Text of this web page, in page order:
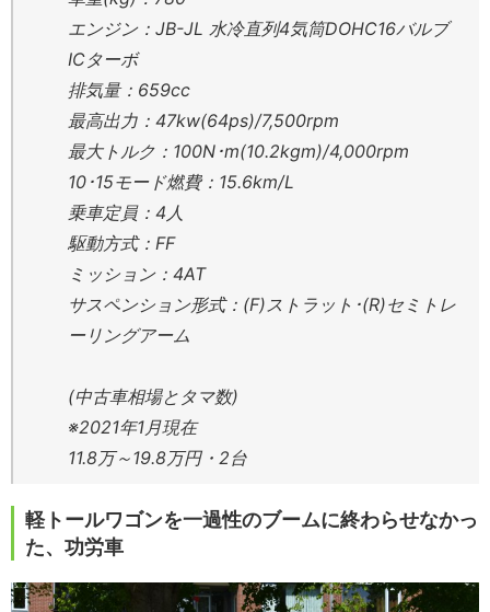
エンジン：JB-JL 水冷直列4気筒DOHC16バルブ
ICターボ
排気量：659cc
最高出力：47kw(64ps)/7,500rpm
最大トルク：100N･m(10.2kgm)/4,000rpm
10･15モード燃費：15.6km/L
乗車定員：4人
駆動方式：FF
ミッション：4AT
サスペンション形式：(F)ストラット･(R)セミトレ
ーリングアーム
(中古車相場とタマ数)
※2021年1月現在
11.8万～19.8万円・2台
軽トールワゴンを一過性のブームに終わらせなかっ
た、功労車